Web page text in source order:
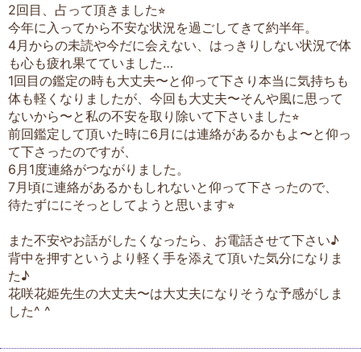
2回目、占って頂きました⭐︎
今年に入ってから不安な状況を過ごしてきて約半年。
4月からの未読や今だに会えない、はっきりしない状況で体
も心も疲れ果てていました…
1回目の鑑定の時も大丈夫〜と仰って下さり本当に気持ちも
体も軽くなりましたが、今回も大丈夫〜そんや風に思って
ないから〜と私の不安を取り除いて下さいました⭐︎
前回鑑定して頂いた時に6月には連絡があるかもよ〜と仰っ
て下さったのですが、
6月1度連絡がつながりました。
7月頃に連絡があるかもしれないと仰って下さったので、
待たずににそっとしてようと思います⭐︎
また不安やお話がしたくなったら、お電話させて下さい♪
背中を押すというより軽く手を添えて頂いた気分になりま
た♪
花咲花姫先生の大丈夫〜は大丈夫になりそうな予感がしま
した^ ^